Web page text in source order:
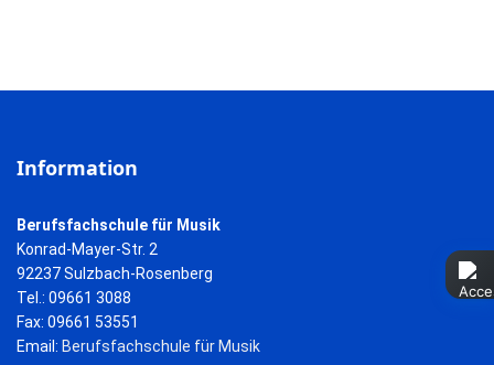
Information
Berufsfachschule für Musik
Konrad-Mayer-Str. 2
92237 Sulzbach-Rosenberg
Tel.: 09661 3088
Fax: 09661 53551
Email: Berufsfachschule für Musik